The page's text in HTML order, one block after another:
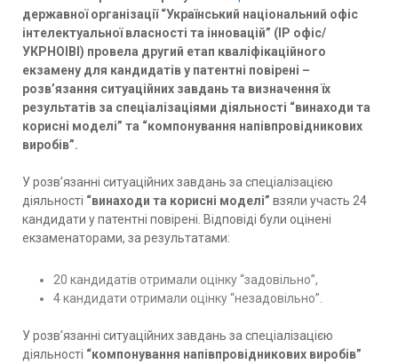
державної організації “Український національний офіс
інтелектуальної власності та інновацій” (ІР офіс/
УКРНОІВІ) провела другий етап кваліфікаційного
екзамену для кандидатів у патентні повірені –
розв’язання ситуаційних завдань та визначення їх
результатів за спеціалізаціями діяльності “винаходи та
корисні моделі” та “компонування напівпровідникових
виробів”.
У розв’язанні ситуаційних завдань за спеціалізацією
діяльності “винаходи та корисні моделі” взяли участь 24
кандидати у патентні повірені. Відповіді були оцінені
екзаменаторами, за результатами:
20 кандидатів отримали оцінку “задовільно”,
4 кандидати отримали оцінку “незадовільно”.
У розв’язанні ситуаційних завдань за спеціалізацією
діяльності “компонування напівпровідникових виробів”